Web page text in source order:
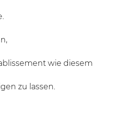
wie diesem
zu lassen.